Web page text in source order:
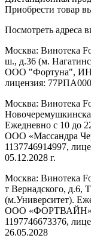
Приобрести товар
Посмотреть адреса
Москва: Винотека
ш., д.36 (м.
ООО "Фортуна",
лицензия:
Москва: Винотека
Ежедневно с 10 до
ООО «Массандра
1137746914997,
05.12.2028 г.
Москва: Винотека
т Вернадского, д.6,
(м.Университет).
ООО «ФОРТВАЙН»,
1197746673376,
26.05.2028